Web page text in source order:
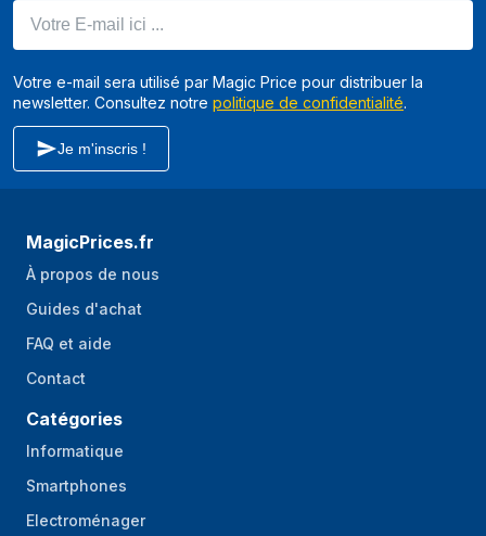
Votre e-mail sera utilisé par Magic Price pour distribuer la
newsletter. Consultez notre politique de confidentialité.
Je m'inscris !
MagicPrices.fr
À propos de nous
Guides d'achat
FAQ et aide
Contact
Catégories
Informatique
Smartphones
Electroménager